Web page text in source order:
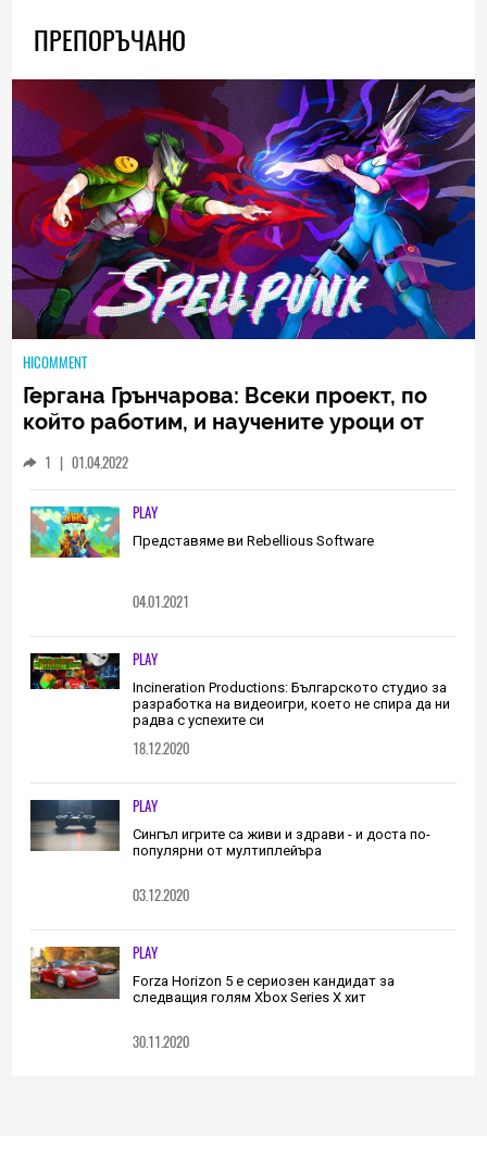
ПРЕПОРЪЧАНО
HICOMMENT
Гергана Грънчарова: Всеки проект, по
който работим, и научените уроци от
трябва да извървим като екип
(ИНТЕРВЮ)
1 | 01.04.2022
PLAY
Представяме ви Rebellious Software
04.01.2021
PLAY
Incineration Productions: Българското студио за
разработка на видеоигри, което не спира да ни
радва с успехите си
18.12.2020
PLAY
Сингъл игрите са живи и здрави - и доста по-
популярни от мултиплейъра
03.12.2020
PLAY
Forza Horizon 5 е сериозен кандидат за
следващия голям Xbox Series X хит
30.11.2020